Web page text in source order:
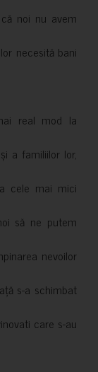
noi nu avem
necesită bani
real mod la
a familiilor lor,
cele mai mici
să ne putem
nevoilor
s-a schimbat
care s-au